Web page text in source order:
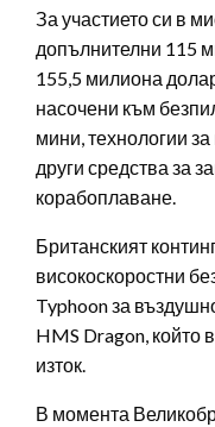
За участието си в
допълнителни 115
155,5 милиона
насочени към
мини, технологии
други средства за
корабоплаване.
Британският
високоскоростни
Typhoon за
HMS Dragon, който
изток.
В момента